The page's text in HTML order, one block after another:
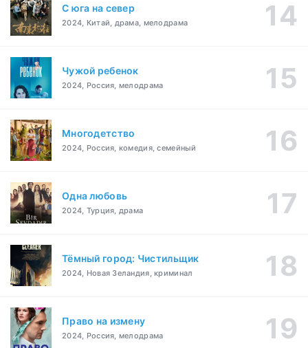
С юга на север
2024, Китай, драма, мелодрама
Чужой ребенок
2024, Россия, мелодрама
Многодетство
2024, Россия, комедия, семейный
Одна любовь
2024, Турция, драма
Тёмный город: Чистильщик
2024, Новая Зеландия, криминал
Право на измену
2024, Россия, мелодрама